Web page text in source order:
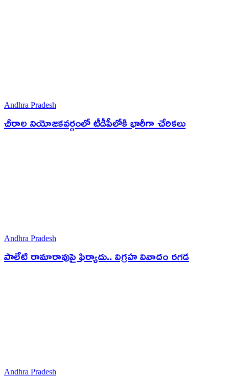
Andhra Pradesh
చీరాల నియోజకవర్గంలో టీడీపీలోకి భారీగా చేరికలు
Andhra Pradesh
పాలేటి రామారావుపై ఫిర్యాదు.. విగ్రహ వివాదం రగడ
Andhra Pradesh